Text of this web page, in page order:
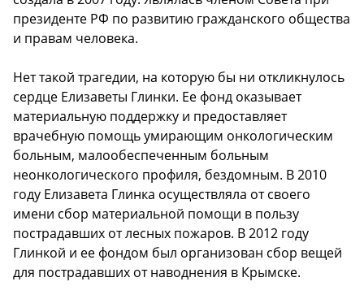
президенте РФ по развитию гражданского общества
и правам человека.
Нет такой трагедии, на которую бы ни откликнулось
сердце Елизаветы Глинки. Ее фонд оказывает
материальную поддержку и предоставляет
врачебную помощь умирающим онкологическим
больным, малообеспеченным больным
неонкологического профиля, бездомным. В 2010
году Елизавета Глинка осуществляла от своего
имени сбор материальной помощи в пользу
пострадавших от лесных пожаров. В 2012 году
Глинкой и ее фондом был организован сбор вещей
для пострадавших от наводнения в Крымске.